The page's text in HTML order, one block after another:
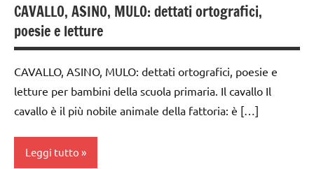
LINGUAGGIO
TUTTI GLI
PER ETA'
TUTTI GLI
materiale
didattico
scrivere
e
leggere
TUTTI GLI
PER ETA'
classi
1a-5a
6
anni
dettati
/
animali
CAVALLO, ASINO, MULO: dettati ortografici,
poesie e letture
CAVALLO, ASINO, MULO: dettati ortografici, poesie e
letture per bambini della scuola primaria. Il cavallo Il
cavallo è il più nobile animale della fattoria: è […]
Leggi tutto